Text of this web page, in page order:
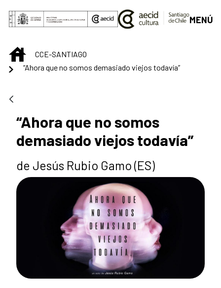
Skip to Main Content
MENÚ
INICIOCCE-SANTIAGO
“Ahora que no somos demasiado viejos todavía”
“Ahora que no somos
demasiado viejos todavía”
de Jesús Rubio Gamo (ES)